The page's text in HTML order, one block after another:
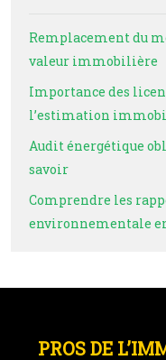
Remplacement du
valeur immobilière
Importance des
l’estimation
Audit énergétique
savoir
Comprendre les
environnementale
PROS DE